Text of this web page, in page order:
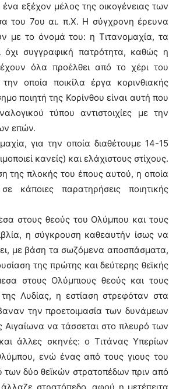
εξέχον μέλος της οικογένειας των
του 7ου αι. π.Χ. Η σύγχρονη έρευνα
με το όνομά του: η Τιτανομαχία, τα
συγγραφική πατρότητα, καθώς η
όλα προέλθει από το χέρι του
οποία ποικίλα έργα κορινθιακής
ποιητή της Κορίνθου είναι αυτή που
τύπου αντιστοιχίες με την
επών.
για την οποία διαθέτουμε 14-15
κανείς) και ελάχιστους στίχους.
της πλοκής του έπους αυτού, η οποία
κάποιες παρατηρήσεις ποιητικής
στους θεούς του Ολύμπου και τους
η σύγκρουση καθεαυτήν ίσως να
με βάση τα σωζόμενα αποσπάσματα,
της πρώτης και δεύτερης θεϊκής
στους Ολύμπιους θεούς και τους
Λυδίας, η εστίαση στρεφόταν στα
την προετοιμασία των δυνάμεων
Αιγαίωνα να τάσσεται στο πλευρό των
άλλες σκηνές: ο Τιτάνας Υπερίων
ενώ ένας από τους γιους του
δύο θεϊκών στρατοπέδων πριν από